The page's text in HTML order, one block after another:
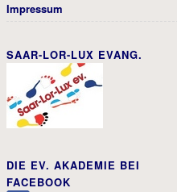
Impressum
SAAR-LOR-LUX EVANG.
DIE EV. AKADEMIE BEI
FACEBOOK